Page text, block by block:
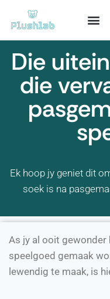
Die
die
Ek hoop jy geniet dit
soek is na
As jy al ooit
speelgoed gemaak
lewendig te maak, is